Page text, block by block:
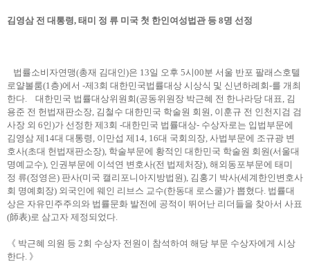
김영삼 전 대통령, 태미 정 류 미국 첫 한인여성법관 등 8명 선정
법률소비자연맹(총재 김대인)은 13일 오후 5시00분 서울 반포 팔래스호텔
로얄볼룸(1층)에서 -제3회 대한민국법률대상 시상식 및 신년하례회-를 개최
한다. 대한민국 법률대상위원회(공동위원장 박근혜 전 한나라당 대표, 김
용준 전 헌법재판소장, 김철수 대한민국 학술원 회원, 이훈규 전 인천지검 검
사장 외 6인)가 선정한 제3회 -대한민국 법률대상- 수상자로는 입법부문에
김영삼 제14대 대통령, 이만섭 제14, 16대 국회의장, 사법부문에 조규광 변
호사(초대 헌법재판소장), 학술부문에 황적인 대한민국 학술원 회원(서울대
명예교수), 인권부문에 이석연 변호사(전 법제처장), 해외동포부문에 태미
정 류(정영은) 판사(미국 캘리포니아지방법원), 김홍기 박사(세계한인변호사
회 명예회장) 외국인에 웨인 리브스 교수(한동대 로스쿨)가 뽑혔다. 법률대
상은 자유민주주의와 법률문화 발전에 공적이 뛰어난 리더들을 찾아서 사표
(師表)로 삼고자 제정되었다.
《 박근혜 의원 등 2회 수상자 전원이 참석하여 해당 부문 수상자에게 시상
한다. 》